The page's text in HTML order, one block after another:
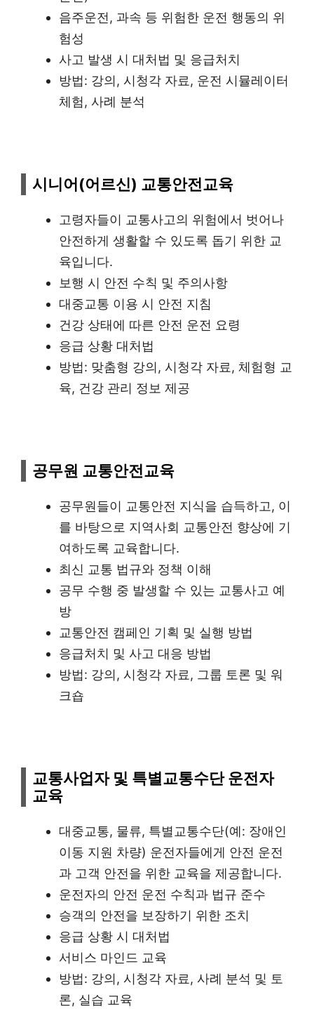
음주운전, 과속 등 위험한 운전 행동의 위
험성
사고 발생 시 대처법 및 응급처치
방법: 강의, 시청각 자료, 운전 시뮬레이터
체험, 사례 분석
시니어(어르신) 교통안전교육
고령자들이 교통사고의 위험에서 벗어나
안전하게 생활할 수 있도록 돕기 위한 교
육입니다.
보행 시 안전 수칙 및 주의사항
대중교통 이용 시 안전 지침
건강 상태에 따른 안전 운전 요령
응급 상황 대처법
방법: 맞춤형 강의, 시청각 자료, 체험형 교
육, 건강 관리 정보 제공
공무원 교통안전교육
공무원들이 교통안전 지식을 습득하고, 이
를 바탕으로 지역사회 교통안전 향상에 기
여하도록 교육합니다.
최신 교통 법규와 정책 이해
공무 수행 중 발생할 수 있는 교통사고 예
방
교통안전 캠페인 기획 및 실행 방법
응급처치 및 사고 대응 방법
방법: 강의, 시청각 자료, 그룹 토론 및 워
크숍
교통사업자 및 특별교통수단 운전자
교육
대중교통, 물류, 특별교통수단(예: 장애인
이동 지원 차량) 운전자들에게 안전 운전
과 고객 안전을 위한 교육을 제공합니다.
운전자의 안전 운전 수칙과 법규 준수
승객의 안전을 보장하기 위한 조치
응급 상황 시 대처법
서비스 마인드 교육
방법: 강의, 시청각 자료, 사례 분석 및 토
론, 실습 교육